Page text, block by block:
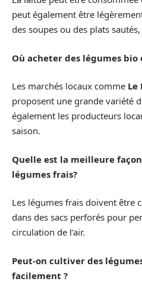
peut également être
des soupes ou des plats
Où acheter des légumes bio
Les marchés locaux comme Le
proposent une grande variété
également les producteurs
saison.
Quelle est la meilleure
légumes frais?
Les légumes frais doivent être
dans des sacs perforés pour
circulation de l’air.
Peut-on cultiver des
facilement ?